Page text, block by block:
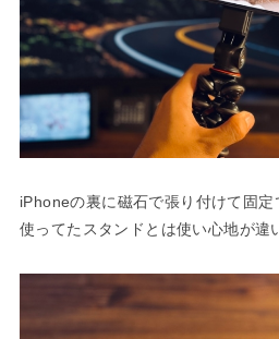
iPhoneの裏に磁石で張り付けて固
使ってたスタンドとは使い心地が違